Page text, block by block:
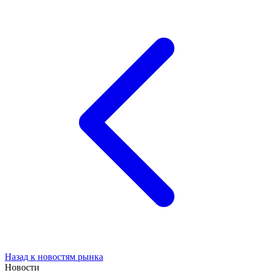
Назад к новостям рынка
Новости